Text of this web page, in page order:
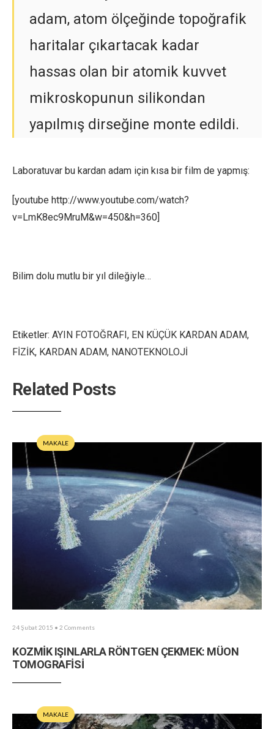
adam, atom ölçeğinde topoğrafik
haritalar çıkartacak kadar
hassas olan bir atomik kuvvet
mikroskopunun silikondan
yapılmış dirseğine monte edildi.
Laboratuvar bu kardan adam için kısa bir film de yapmış:
[youtube http://www.youtube.com/watch?
v=LmK8ec9MruM&w=450&h=360]
Bilim dolu mutlu bir yıl dileğiyle…
Etiketler: AYIN FOTOĞRAFI , EN KÜÇÜK KARDAN ADAM,
FİZİK, KARDAN ADAM, NANOTEKNOLOJİ
Related Posts
MAKALE
24 Şubat 2015 • 2 Comments
KOZMİK IŞINLARLA RÖNTGEN ÇEKMEK: MÜON
TOMOGRAFİSİ
MAKALE